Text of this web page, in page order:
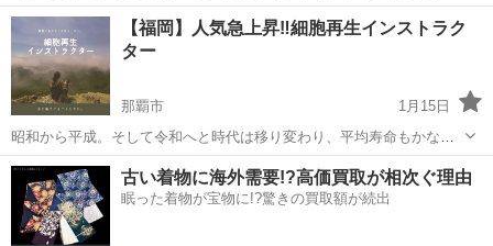
延びてきました。 100歳以上の高齢者は、日本に何人くらいいるので
しょう？ なんと、8万人以上です。 いやー、ビックリ‼️ でも、元気で
ハツラツと...
沖縄 那覇市 その他 お手本
【福岡】人気急上昇‼️細胞再生インストラク
ター
那覇市
1月15日
昭和から平成。そして令和へと時代は移り変わり、平均寿命もかなり
延びてきました。 100歳以上の高齢者は、日本に何人くらいいるので
しょう？ なんと、8万人以上です。 いやー、ビックリ‼️ でも、元気で
ハツラツと...
沖縄 那覇市 その他 お手本
古い着物に海外需要!?高価買取が相次ぐ理由
眠った着物が宝物に!?驚きの買取額が続出